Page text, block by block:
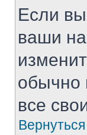
Если
ваши
обычно
все